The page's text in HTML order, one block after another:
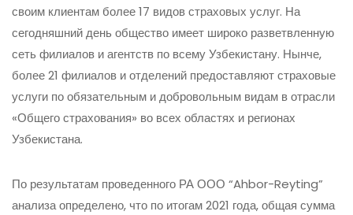
своим клиентам более 17 видов страховых услуг. На
сегодняшний день общество имеет широко разветвленную
сеть филиалов и агентств по всему Узбекистану. Нынче,
более 21 филиалов и отделений предоставляют страховые
услуги по обязательным и добровольным видам в отрасли
«Общего страхования» во всех областях и регионах
Узбекистана.
По результатам проведенного РА ООО “Ahbor-Reyting”
анализа определено, что по итогам 2021 года, общая сумма